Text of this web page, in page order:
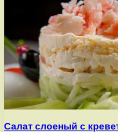
Салат слоеный с